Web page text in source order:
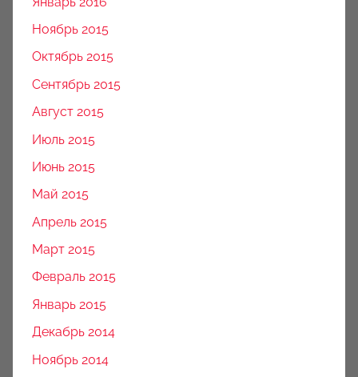
Ноябрь 2015
Октябрь 2015
Сентябрь 2015
Август 2015
Июль 2015
Июнь 2015
Май 2015
Апрель 2015
Март 2015
Февраль 2015
Январь 2015
Декабрь 2014
Ноябрь 2014